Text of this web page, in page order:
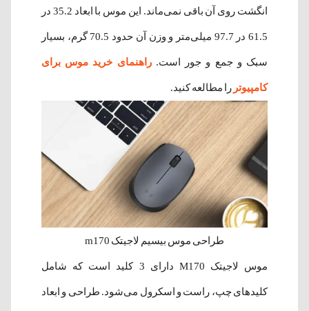
انگشت روی آن باقی نمی‌ماند. این موس با ابعاد 35.2 در
61.5 در 97.7 میلی‌متر و وزن آن حدود 70.5 گرم، بسیار
سبک و جمع و جور است.راهنمای خرید موس برای
کامپیوتر را مطالعه کنید.
طراحی موس بیسیم لاجیتک m170
موس لاجیتک M170 دارای 3 کلید است که شامل
کلیدهای چپ، راست و اسکرول می‌شود. طراحی و ابعاد